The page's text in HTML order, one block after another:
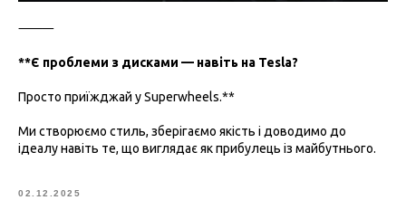
⸻
**Є проблеми з дисками — навіть на Tesla?
Просто приїжджай у Superwheels.**
Ми створюємо стиль, зберігаємо якість і доводимо до
ідеалу навіть те, що виглядає як прибулець із майбутнього.
02.12.2025